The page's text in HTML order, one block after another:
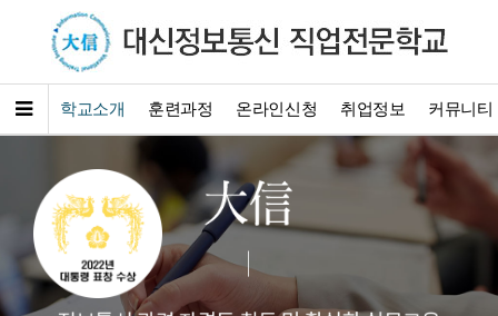
학교소개 훈련과정 온라인신청 취업정보 커뮤니티